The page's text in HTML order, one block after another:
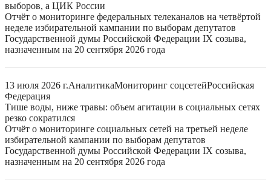
выборов, а ЦИК России
Отчёт о мониторинге федеральных телеканалов на четвёртой
неделе избирательной кампании по выборам депутатов
Государственной думы Российской Федерации IX созыва,
назначенным на 20 сентября 2026 года
13 июля 2026 г.АналитикаМониторинг соцсетейРоссийская
Федерация
Тише воды, ниже травы: объем агитации в социальных сетях
резко сократился
Отчёт о мониторинге социальных сетей на третьей неделе
избирательной кампании по выборам депутатов
Государственной думы Российской Федерации IX созыва,
назначенным на 20 сентября 2026 года